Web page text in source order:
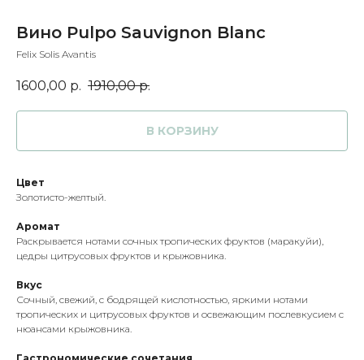
Вино Pulpo Sauvignon Blanc
Felix Solis Avantis
1600,00 р. 1910,00 р.
В КОРЗИНУ
Цвет
Золотисто-желтый.
Аромат
Раскрывается нотами сочных тропических фруктов (маракуйи),
цедры цитрусовых фруктов и крыжовника.
Вкус
Сочный, свежий, с бодрящей кислотностью, яркими нотами
тропических и цитрусовых фруктов и освежающим послевкусием с
нюансами крыжовника.